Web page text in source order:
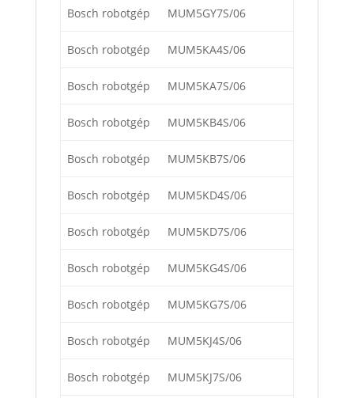
Bosch robotgép MUM5GY7S/06
Bosch robotgép MUM5KA4S/06
Bosch robotgép MUM5KA7S/06
Bosch robotgép MUM5KB4S/06
Bosch robotgép MUM5KB7S/06
Bosch robotgép MUM5KD4S/06
Bosch robotgép MUM5KD7S/06
Bosch robotgép MUM5KG4S/06
Bosch robotgép MUM5KG7S/06
Bosch robotgép MUM5KJ4S/06
Bosch robotgép MUM5KJ7S/06